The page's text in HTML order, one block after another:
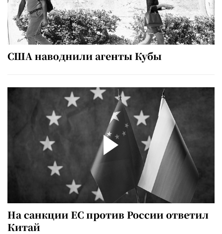
США наводнили агенты Кубы
На санкции ЕС против России ответил
Китай